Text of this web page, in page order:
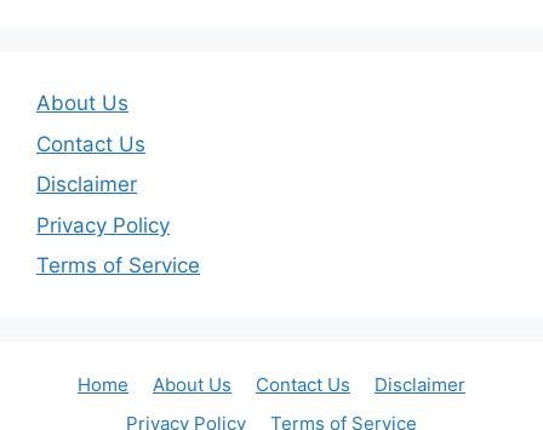
About Us
Contact Us
Disclaimer
Privacy Policy
Terms of Service
Home About Us Contact Us
Disclaimer
Privacy Policy
Terms of Service